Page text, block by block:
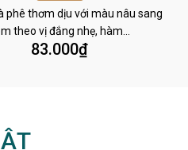
phê thơm dịu với màu nâu sang
theo vị đắng nhẹ, hàm…
83.000₫